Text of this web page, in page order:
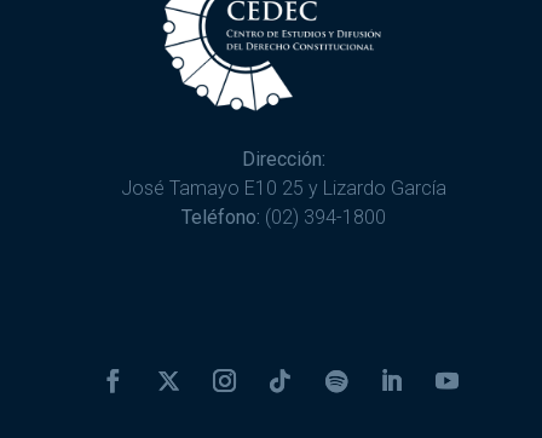
Dirección:
José Tamayo E10 25 y Lizardo García
Teléfono: (02) 394-1800